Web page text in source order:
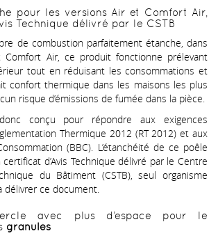
pour les versions Air et Comfort Air,
Technique délivré par le CSTB
de combustion parfaitement étanche, dans
Comfort Air, ce produit fonctionne prélevant
tout en réduisant les consommations et
confort thermique dans les maisons les plus
risque d’émissions de fumée dans la pièce.
conçu pour répondre aux exigences
Thermique 2012 (RT 2012) et aux
(BBC). L’étanchéité de ce poêle
d’Avis Technique délivré par le Centre
du Bâtiment (CSTB), seul organisme
délivrer ce document.
avec plus d’espace pour le
granulés